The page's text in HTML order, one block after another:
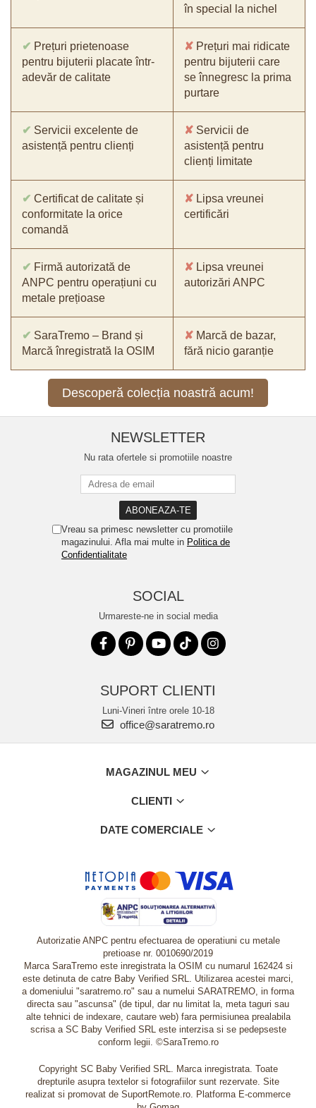
în special la nichel
✔ Prețuri prietenoase
pentru bijuterii placate într-
adevăr de calitate
✘ Prețuri mai ridicate
pentru bijuterii care
se înnegresc la prima
purtare
✔ Servicii excelente de
asistență pentru clienți
✘ Servicii de
asistență pentru
clienți limitate
✔ Certificat de calitate și
conformitate la orice
comandă
✘ Lipsa vreunei
certificări
✔ Firmă autorizată de
ANPC pentru operațiuni cu
metale prețioase
✘ Lipsa vreunei
autorizări ANPC
✔ SaraTremo – Brand și
Marcă înregistrată la OSIM
✘ Marcă de bazar,
fără nicio garanție
Descoperă colecția noastră acum!
NEWSLETTER
Nu rata ofertele si promotiile noastre
Vreau sa primesc newsletter cu promotiile
magazinului. Afla mai multe in Politica de
Confidentialitate
SOCIAL
Urmareste-ne in social media
SUPORT CLIENTI
Luni-Vineri între orele 10-18
office@saratremo.ro
MAGAZINUL MEU
CLIENTI
DATE COMERCIALE
Autorizatie ANPC pentru efectuarea de operatiuni cu metale
pretioase nr. 0010690/2019
Marca SaraTremo este inregistrata la OSIM cu numarul 162424 si
este detinuta de catre Baby Verified SRL. Utilizarea acestei marci,
a domeniului "saratremo.ro" sau a numelui SARATREMO, in forma
directa sau "ascunsa" (de tipul, dar nu limitat la, meta taguri sau
alte tehnici de indexare, cautare web) fara permisiunea prealabila
scrisa a SC Baby Verified SRL este interzisa si se pedepseste
conform legii. ©SaraTremo.ro
Copyright SC Baby Verified SRL. Marca inregistrata. Toate
drepturile asupra textelor si fotografiilor sunt rezervate. Site
realizat si promovat de SuportRemote.ro. Platforma E-commerce